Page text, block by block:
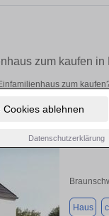
Cookies ablehnen
Datenschutzerklärung
zum kaufen
zum
finden Sie Ihre
Sie
Haus